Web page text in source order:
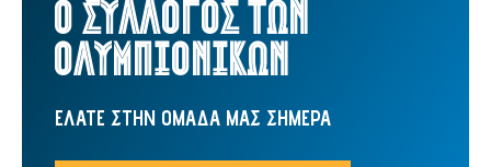
Ο ΣΥΛΛΟΓΟΣ ΤΩΝ
ΟΛΥΜΠΙΟΝΙΚΩΝ
ΕΛΑΤΕ ΣΤΗΝ ΟΜΑΔΑ ΜΑΣ ΣΗΜΕΡΑ